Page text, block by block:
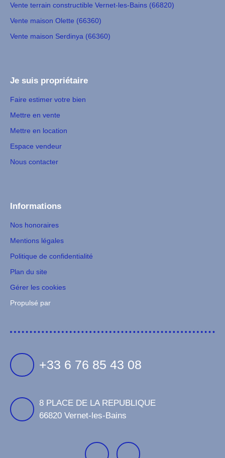
Vente terrain constructible Vernet-les-Bains (66820)
Vente maison Olette (66360)
Vente maison Serdinya (66360)
Je suis propriétaire
Faire estimer votre bien
Mettre en vente
Mettre en location
Espace vendeur
Nous contacter
Informations
Nos honoraires
Mentions légales
Politique de confidentialité
Plan du site
Gérer les cookies
Propulsé par
+33 6 76 85 43 08
8 PLACE DE LA REPUBLIQUE
66820 Vernet-les-Bains